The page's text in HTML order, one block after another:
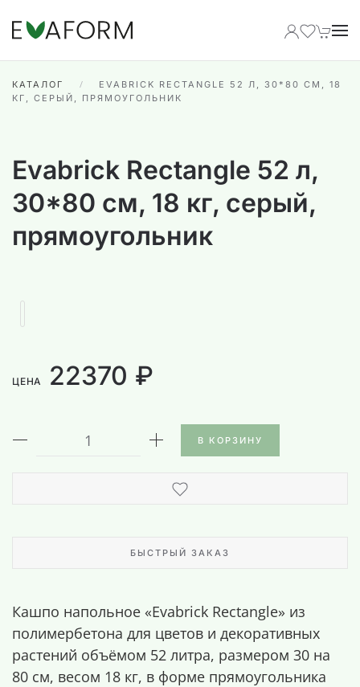
КАТАЛОГ
EVABRICK RECTANGLE 52 Л, 30*80 СМ, 18
КГ, СЕРЫЙ, ПРЯМОУГОЛЬНИК
Evabrick Rectangle 52 л,
30*80 см, 18 кг, серый,
прямоугольник
ЦЕНА 22370 ₽
В КОРЗИНУ
БЫСТРЫЙ ЗАКАЗ
Кашпо напольное «Evabrick Rectangle» из
полимербетона для цветов и декоративных
растений объёмом 52 литра, размером 30 на
80 см, весом 18 кг, в форме прямоугольника